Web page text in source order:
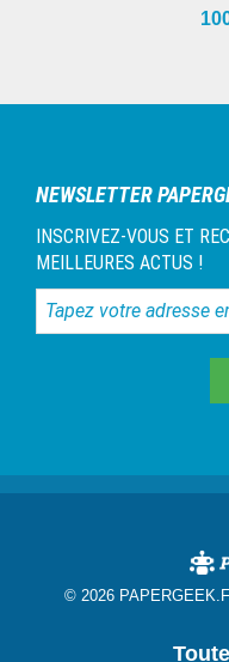
latérale
NEWSLETTER
INSCRIVEZ-VOUS ET
MEILLEURES ACTUS !
Tapez
votre
© 2026